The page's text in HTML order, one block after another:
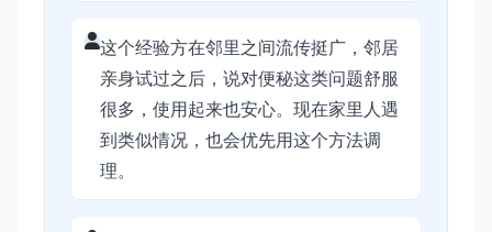
这个经验方在邻里之间流传挺广，邻居
亲身试过之后，说对便秘这类问题舒服
很多，使用起来也安心。现在家里人遇
到类似情况，也会优先用这个方法调
理。